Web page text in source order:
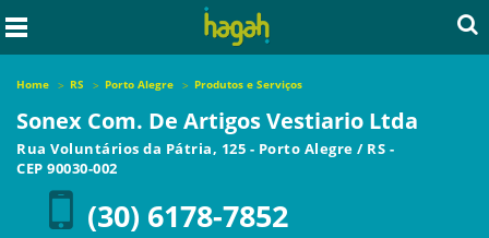
Home RS Porto Alegre Produtos e Serviços
Sonex Com. De Artigos Vestiario Ltda
Rua Voluntários da Pátria, 125 - Porto Alegre / RS -
CEP 90030-002
(30) 6178-7852